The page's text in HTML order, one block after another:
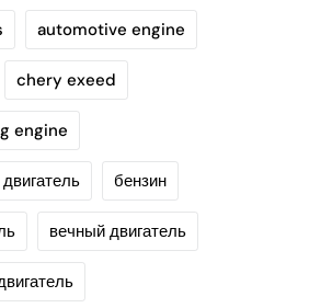
automotive engine
chery exeed
engine
бензин
вечный двигатель